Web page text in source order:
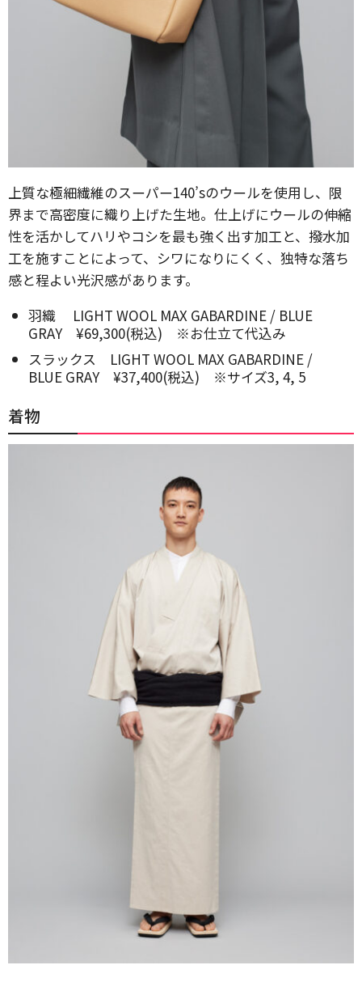
上質な極細繊維のスーパー140’sのウールを使用し、限
界まで高密度に織り上げた生地。仕上げにウールの伸縮
性を活かしてハリやコシを最も強く出す加工と、撥水加
工を施すことによって、シワになりにくく、独特な落ち
感と程よい光沢感があります。
羽織 LIGHT WOOL MAX GABARDINE / BLUE
GRAY ¥69,300(税込) ※お仕立て代込み
スラックス LIGHT WOOL MAX GABARDINE /
BLUE GRAY ¥37,400(税込) ※サイズ3, 4, 5
着物